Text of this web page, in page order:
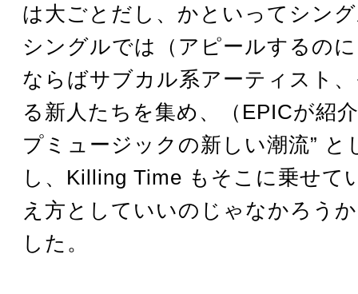
は大ごとだし、かといってシン
シングルでは（アピールするの
ならばサブカル系アーティスト
る新人たちを集め、（EPICが紹
プミュージックの新しい潮流” と
し、Killing Time もそこに乗せて
え方としていいのじゃなかろう
した。